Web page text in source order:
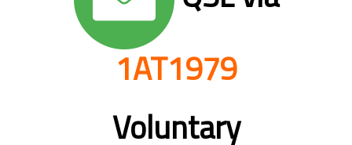
1AT1979
Voluntary